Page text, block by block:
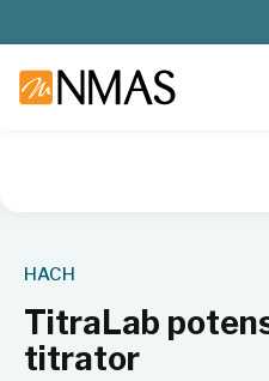
HACH
TitraLab
titrator